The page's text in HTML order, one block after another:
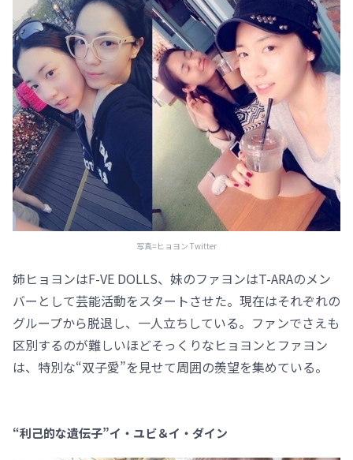
写真=ヒョヨン Twitter
姉ヒョヨンはF-VE DOLLS、妹のファヨンはT-ARAのメン
バーとして芸能活動をスタートさせた。現在はそれぞれの
グループから脱退し、一人立ちしている。ファンでさえも
区別するのが難しいほどそっくりなヒョヨンとファヨン
は、特別な“双子愛”を見せて周囲の羨望を集めている。
“利己的な遺伝子”イ・ユビ＆イ・ダイン